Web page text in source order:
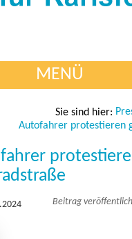
MENÜ
Sie sind hier:
Beitrag